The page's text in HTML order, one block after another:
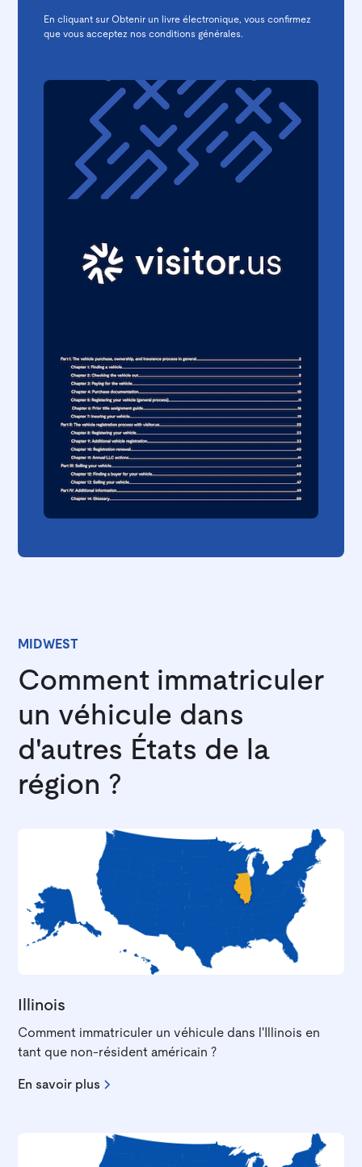
En cliquant sur Obtenir un livre électronique, vous confirmez
que vous acceptez nosconditions générales.
MIDWEST
Comment immatriculer
un véhicule dans
d'autres États de la
région ?
Illinois
Comment immatriculer un véhicule dans l'Illinois en
tant que non-résident américain ?
En savoir plus